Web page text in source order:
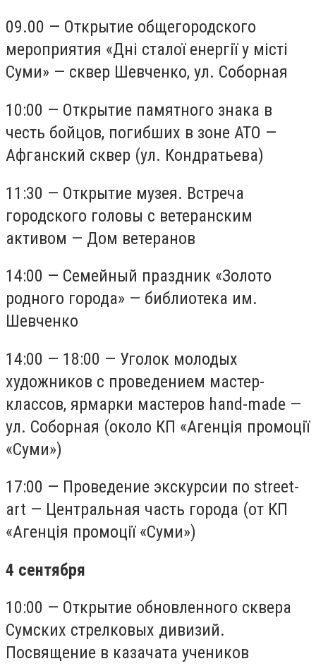
09.00 — Открытие общегородского
мероприятия «Дні сталої енергії у місті
Суми» — сквер Шевченко, ул. Соборная
10:00 — Открытие памятного знака в
честь бойцов, погибших в зоне АТО —
Афганский сквер (ул. Кондратьева)
11:30 — Открытие музея. Встреча
городского головы с ветеранским
активом — Дом ветеранов
14:00 — Семейный праздник «Золото
родного города» — библиотека им.
Шевченко
14:00 — 18:00 — Уголок молодых
художников с проведением мастер-
классов, ярмарки мастеров hand-made —
ул. Соборная (около КП «Агенція промоції
«Суми»)
17:00 — Проведение экскурсии по street-
art — Центральная часть города (от КП
«Агенція промоції «Суми»)
4 сентября
10:00 — Открытие обновленного сквера
Сумских стрелковых дивизий.
Посвящение в казачата учеников